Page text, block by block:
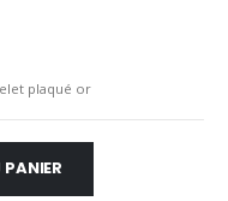
plaqué or